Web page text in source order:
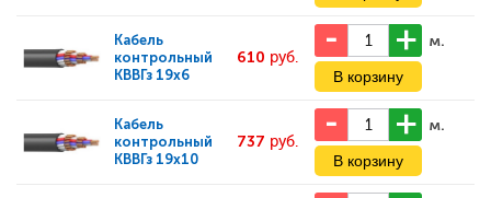
Кабель
контрольный
КВВГз 19х6
610 руб.
м.
Кабель
контрольный
КВВГз 19х10
737 руб.
м.